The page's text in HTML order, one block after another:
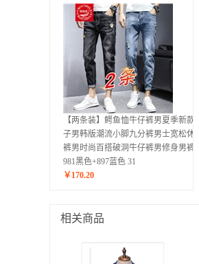
【两条装】鳄鱼恤牛仔裤男夏季新款裤
子男韩版潮流小脚九分裤男士宽松休闲
裤男时尚百搭破洞牛仔裤男修身男裤
981黑色+897蓝色 31
￥ 170.20
相关商品